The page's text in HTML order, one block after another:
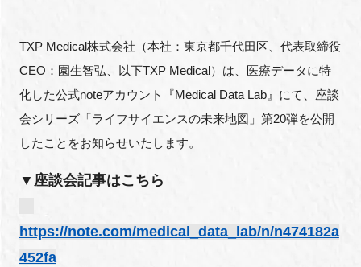
インタビュー・コラム
ニュース・掲示板
TXP Medical株式会社（本社：東京都千代田区、代表取締役
CEO：園生智弘、以下TXP Medical）は、医療データに特
化した公式noteアカウント『Medical Data Lab』にて、座談
会シリーズ「ライフサイエンスの未来地図」第20弾を公開
したことをお知らせいたします。
▼座談会記事はこちら
https://note.com/medical_data_lab/n/n474182a
452fa